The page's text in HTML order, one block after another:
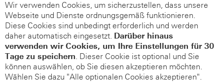
Wir verwenden Cookies, um sicherzustellen, dass unsere
Webseite und Dienste ordnungsgemäß funktionieren.
Diese Cookies sind unbedingt erforderlich und werden
daher automatisch eingesetzt. Darüber hinaus
verwenden wir Cookies, um Ihre Einstellungen für 30
Tage zu speichern. Dieser Cookie ist optional und Sie
können auswählen, ob Sie diesen akzeptieren möchten.
Wählen Sie dazu "Alle optionalen Cookies akzeptieren".